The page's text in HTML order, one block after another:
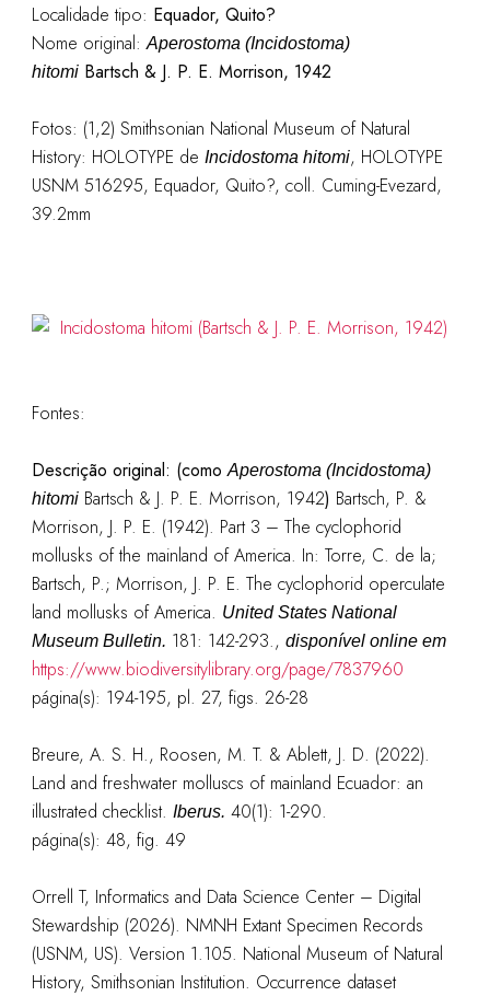
Localidade tipo: Equador, Quito?
Nome original:Aperostoma (Incidostoma)
hitomiBartsch & J. P. E. Morrison, 1942
Fotos: (1,2) Smithsonian National Museum of Natural
History: HOLOTYPE de Incidostoma hitomi, HOLOTYPE
USNM 516295, Equador, Quito?, coll. Cuming-Evezard,
39.2mm
Fontes:
Descrição original: (comoAperostoma (Incidostoma)
hitomiBartsch & J. P. E. Morrison, 1942) Bartsch, P. &
Morrison, J. P. E. (1942). Part 3 – The cyclophorid
mollusks of the mainland of America. In: Torre, C. de la;
Bartsch, P.; Morrison, J. P. E. The cyclophorid operculate
land mollusks of America. United States National
Museum Bulletin. 181: 142-293., disponível online em
https://www.biodiversitylibrary.org/page/7837960
página(s): 194-195, pl. 27, figs. 26-28
Breure, A. S. H., Roosen, M. T. & Ablett, J. D. (2022).
Land and freshwater molluscs of mainland Ecuador: an
illustrated checklist. Iberus. 40(1): 1-290.
página(s): 48, fig. 49
Orrell T, Informatics and Data Science Center – Digital
Stewardship (2026). NMNH Extant Specimen Records
(USNM, US). Version 1.105. National Museum of Natural
History, Smithsonian Institution. Occurrence dataset